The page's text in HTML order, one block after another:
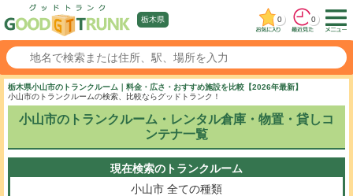
栃木県 0 0
栃木県小山市のトランクルーム｜料金・広さ・おすすめ施設を比較【2026年最新】
小山市のトランクルームの検索、比較ならグッドトランク！
小山市のトランクルーム・レンタル倉庫・物置・貸しコ
ンテナ一覧
現在検索のトランクルーム
小山市 全ての種類